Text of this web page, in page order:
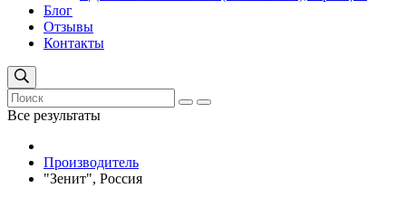
Блог
Отзывы
Контакты
Все результаты
Производитель
"Зенит", Россия